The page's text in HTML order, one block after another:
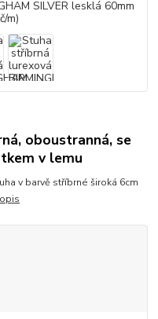
oboustranná, se
v lemu
v barvě stříbrné široká 6cm